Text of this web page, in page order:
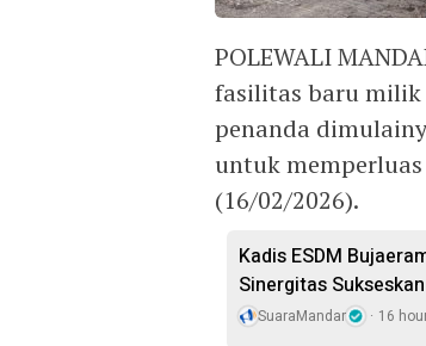
POLEWALI
fasilitas baru milik
penanda
untuk
(16/02/2026).
Kadis ESDM
Sinergitas
SuaraMandar 16